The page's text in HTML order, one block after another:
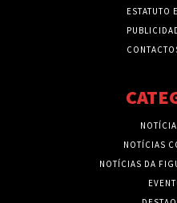
ESTATUTO
NOTÍCIAS
NOTÍCIAS DA